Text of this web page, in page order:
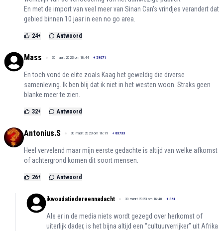
En met de import van veel meer van Sinan Can's vrindjes verandert dat
gebied binnen 10 jaar in een no go area.
24+ Antwoord
Mass 30 maart 2023 om 18:44 + 59071
En toch vond de elite zoals Kaag het geweldig die diverse
samenleving. Ik ben blij dat ik niet in het westen woon. Straks geen
blanke meer te zien.
32+ Antwoord
Antonius.S 30 maart 2023 om 18:19 + 83733
Heel vervelend maar mijn eerste gedachte is altijd van welke afkomst
of achtergrond komen dit soort mensen.
26+ Antwoord
ikwoudatiedereennadacht 30 maart 2023 om 18:40 + 361
Als er in de media niets wordt gezegd over herkomst of
uiterlijk dader, is het bijna altijd een “cultuurverrijker” uit Afrika